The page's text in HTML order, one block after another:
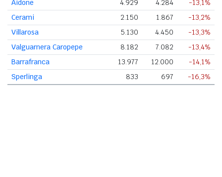
Aidone
4.929 4.284
-13,1%
Cerami
2.150 1.867
-13,2%
Villarosa
5.130 4.450
-13,3%
Valguarnera Caropepe
8.182 7.082
-13,4%
Barrafranca
13.977 12.000
-14,1%
Sperlinga
833 697 -16,3%